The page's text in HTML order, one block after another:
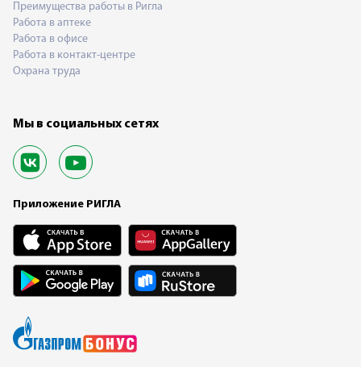
Преимущества работы в Ригла
Работа в аптеке
Работа в офисе
Работа в контакт-центре
Охрана труда
Мы в социальных сетях
Приложение РИГЛА